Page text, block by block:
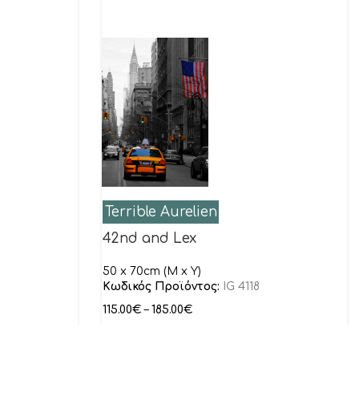
Terrible Aurelien
42nd and Lex
50 x 70cm (M x Y)
Κωδικός Προϊόντος:
IG 4118
115.00€ – 185.00€